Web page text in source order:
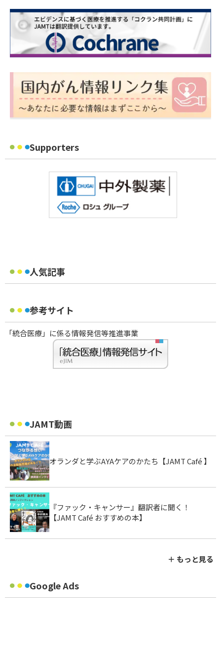
Supporters
人気記事
参考サイト
「統合医療」に係る情報発信等推進事業
JAMT動画
オランダと学ぶAYAケアのかたち【JAMT Café 】
『ファック・キャンサー』翻訳者に聞く！
【JAMT Café おすすめの本】
＋ もっと見る
Google Ads